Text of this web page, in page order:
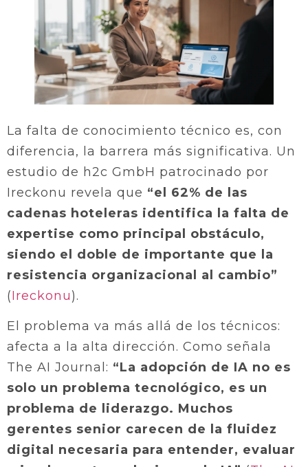
La falta de conocimiento técnico es, con
diferencia, la barrera más significativa. Un
estudio de h2c GmbH patrocinado por
Ireckonu revela que “el 62% de las
cadenas hoteleras identifica la falta de
expertise como principal obstáculo,
siendo el doble de importante que la
resistencia organizacional al cambio”
(Ireckonu).
El problema va más allá de los técnicos:
afecta a la alta dirección. Como señala
The AI Journal: “La adopción de IA no es
solo un problema tecnológico, es un
problema de liderazgo. Muchos
gerentes senior carecen de la fluidez
digital necesaria para entender, evaluar